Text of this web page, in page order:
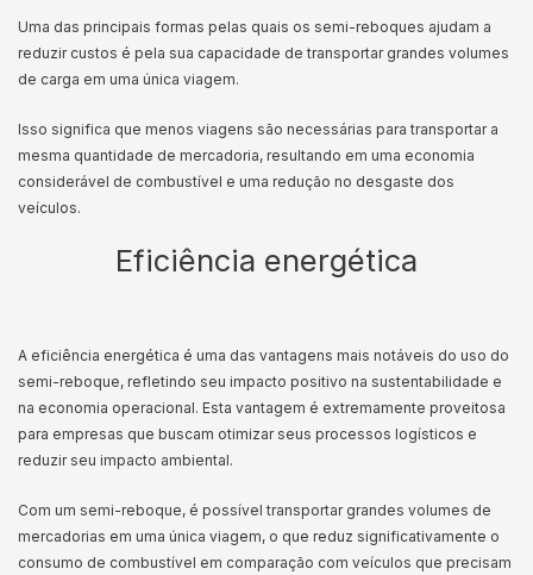
Uma das principais formas pelas quais os semi-reboques ajudam a
reduzir custos é pela sua capacidade de transportar grandes volumes
de carga em uma única viagem.
Isso significa que menos viagens são necessárias para transportar a
mesma quantidade de mercadoria, resultando em uma economia
considerável de combustível e uma redução no desgaste dos
veículos.
Eficiência energética
A eficiência energética é uma das vantagens mais notáveis do uso do
semi-reboque, refletindo seu impacto positivo na sustentabilidade e
na economia operacional. Esta vantagem é extremamente proveitosa
para empresas que buscam otimizar seus processos logísticos e
reduzir seu impacto ambiental.
Com um semi-reboque, é possível transportar grandes volumes de
mercadorias em uma única viagem, o que reduz significativamente o
consumo de combustível em comparação com veículos que precisam